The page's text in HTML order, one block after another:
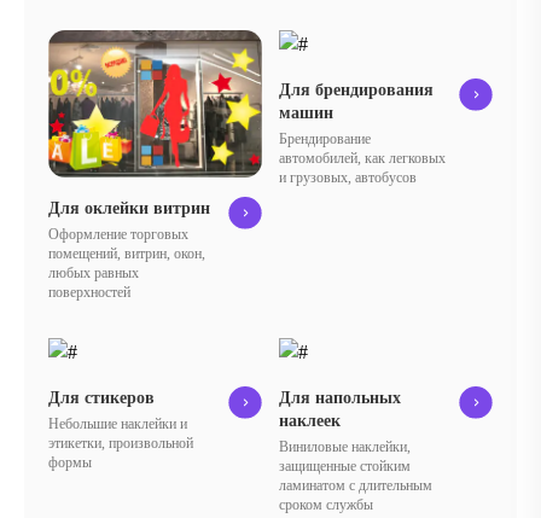
Для оклейки витрин
Оформление торговых
помещений, витрин, окон,
любых равных
поверхностей
Для брендирования
машин
Брендирование
автомобилей, как легковых
и грузовых, автобусов
Для стикеров
Небольшие наклейки и
этикетки, произвольной
формы
Для напольных
наклеек
Виниловые наклейки,
защищенные стойким
ламинатом с длительным
сроком службы